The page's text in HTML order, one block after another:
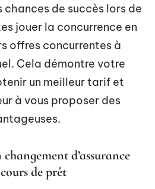
chances de succès lors de
jouer la concurrence en
offres concurrentes à
Cela démontre votre
un meilleur tarif et
à vous proposer des
d’assurance
de prêt